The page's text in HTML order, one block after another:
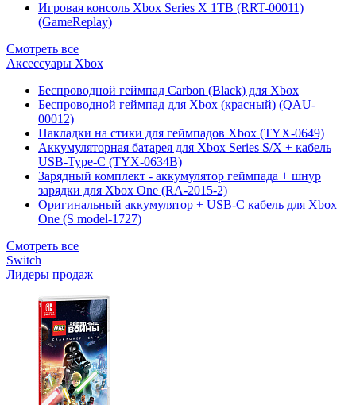
Игровая консоль Xbox Series X 1TB (RRT-00011)
(GameReplay)
Смотреть все
Аксессуары Xbox
Беспроводной геймпад Carbon (Black) для Xbox
Беспроводной геймпад для Xbox (красный) (QAU-
00012)
Накладки на стики для геймпадов Xbox (TYX-0649)
Аккумуляторная батарея для Xbox Series S/X + кабель
USB-Type-C (TYX-0634B)
Зарядный комплект - аккумулятор геймпада + шнур
зарядки для Xbox One (RA-2015-2)
Оригинальный аккумулятор + USB-C кабель для Xbox
One (S model-1727)
Смотреть все
Switch
Лидеры продаж